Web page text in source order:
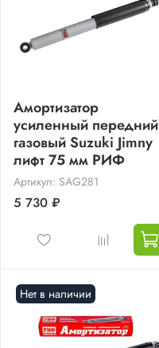
Амортизатор
усиленный передний
газовый Suzuki Jimny
лифт 75 мм РИФ
Артикул: SAG281
5 730 ₽
Нет в наличии